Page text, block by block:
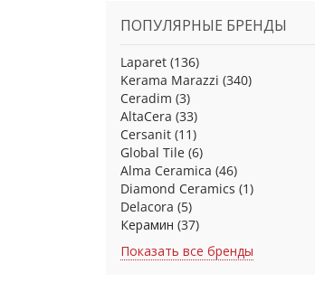
ПОПУЛЯРНЫЕ БРЕНДЫ
Laparet (136)
Kerama Marazzi (340)
Ceradim (3)
AltaCera (33)
Cersanit (11)
Global Tile (6)
Alma Ceramica (46)
Diamond Ceramics (1)
Delacora (5)
Керамин (37)
Показать все бренды